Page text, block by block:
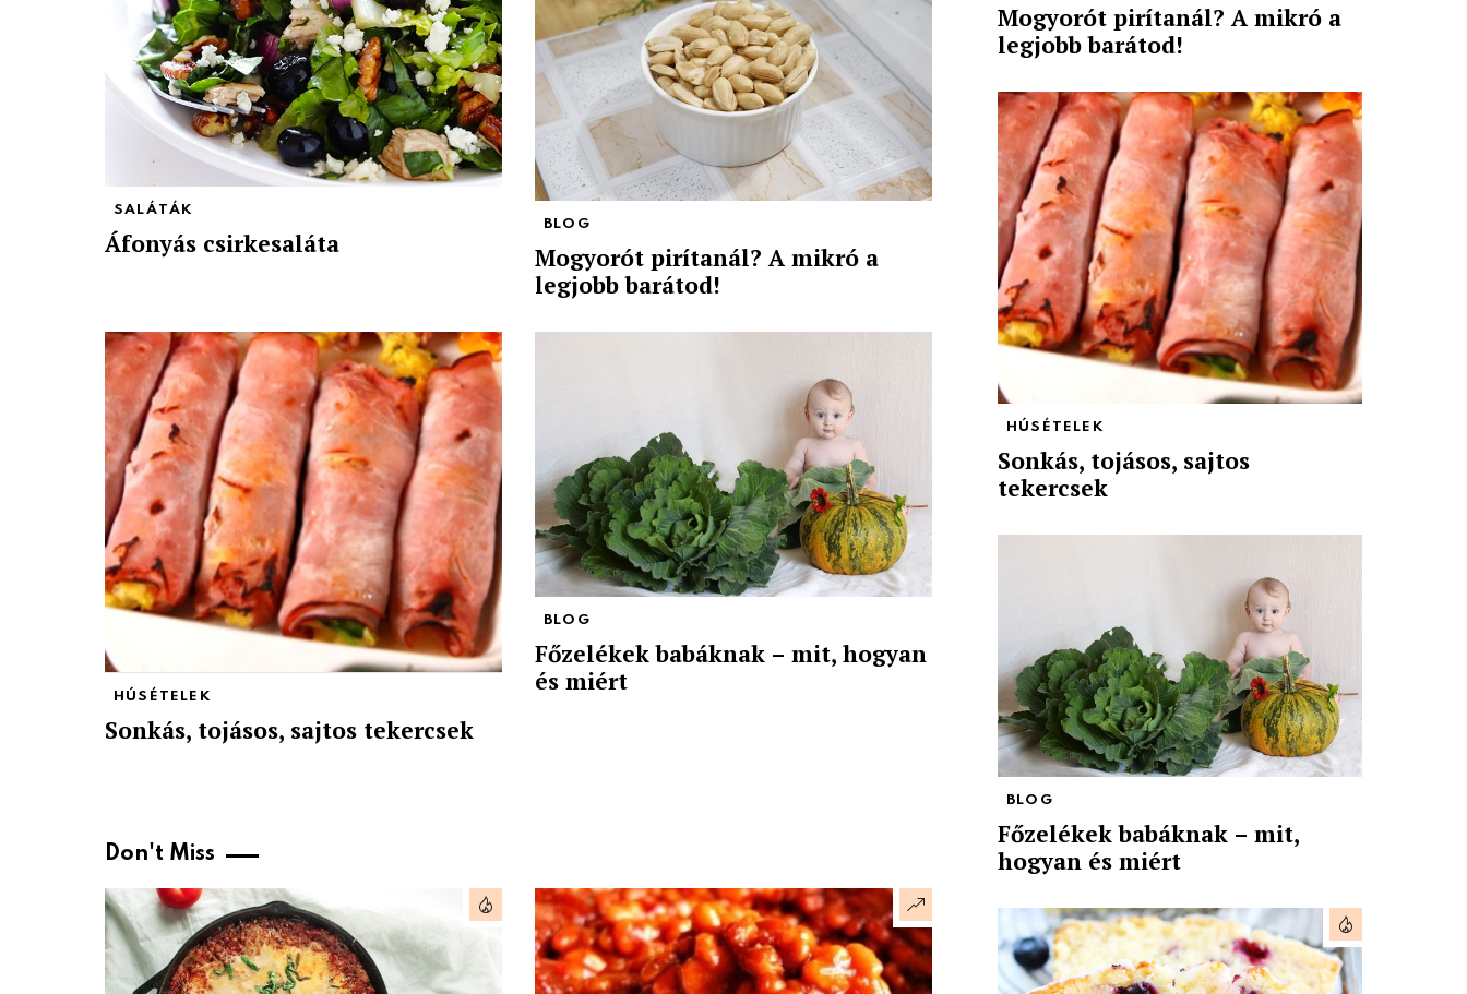
SALÁTÁK
Áfonyás csirkesaláta
BLOG
Mogyorót pirítanál? A mikró a
legjobb barátod!
HÚSÉTELEK
Sonkás, tojásos, sajtos tekercsek
BLOG
Főzelékek babáknak – mit, hogyan
és miért
Don't Miss
Mogyorót pirítanál? A mikró a
legjobb barátod!
HÚSÉTELEK
Sonkás, tojásos, sajtos
tekercsek
BLOG
Főzelékek babáknak – mit,
hogyan és miért